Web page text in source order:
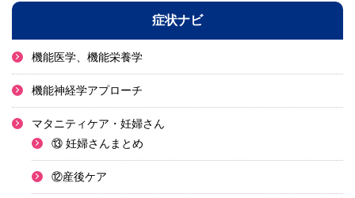
症状ナビ
機能医学、機能栄養学
機能神経学アプローチ
マタニティケア・妊婦さん
⑬ 妊婦さんまとめ
⑫産後ケア